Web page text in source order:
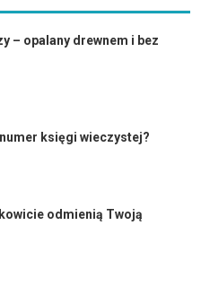
– opalany drewnem i bez
księgi wieczystej?
odmienią Twoją